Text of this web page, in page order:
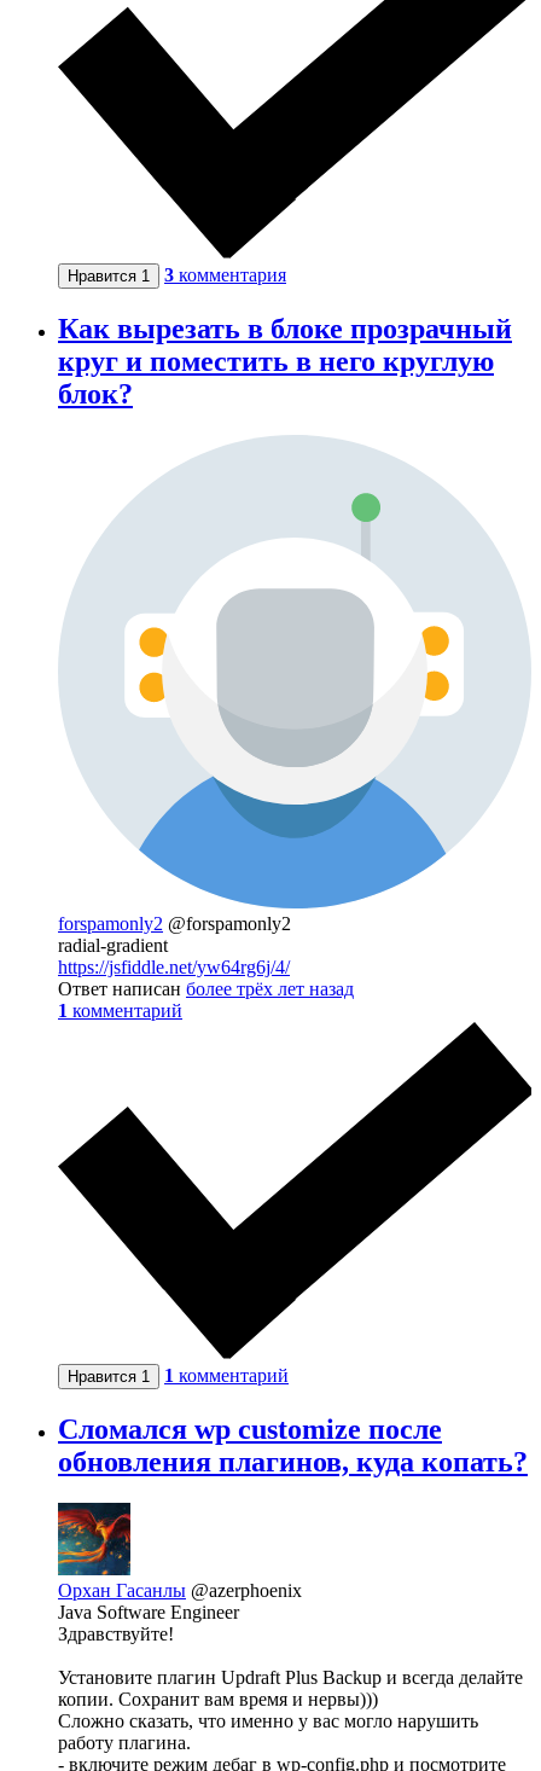
Нравится 1 3 комментария
Как вырезать в блоке прозрачный
круг и поместить в него круглую
блок?
forspamonly2 @forspamonly2
radial-gradient
https://jsfiddle.net/yw64rg6j/4/
Ответ написан более трёх лет назад
1 комментарий
Нравится 1 1 комментарий
Сломался wp customize после
обновления плагинов, куда копать?
Орхан Гасанлы @azerphoenix
Java Software Engineer
Здравствуйте!
Установите плагин Updraft Plus Backup и всегда делайте
копии. Сохранит вам время и нервы)))
Сложно сказать, что именно у вас могло нарушить
работу плагина.
- включите режим дебаг в wp-config.php и посмотрите